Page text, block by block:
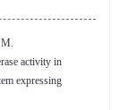
activity in
expressing